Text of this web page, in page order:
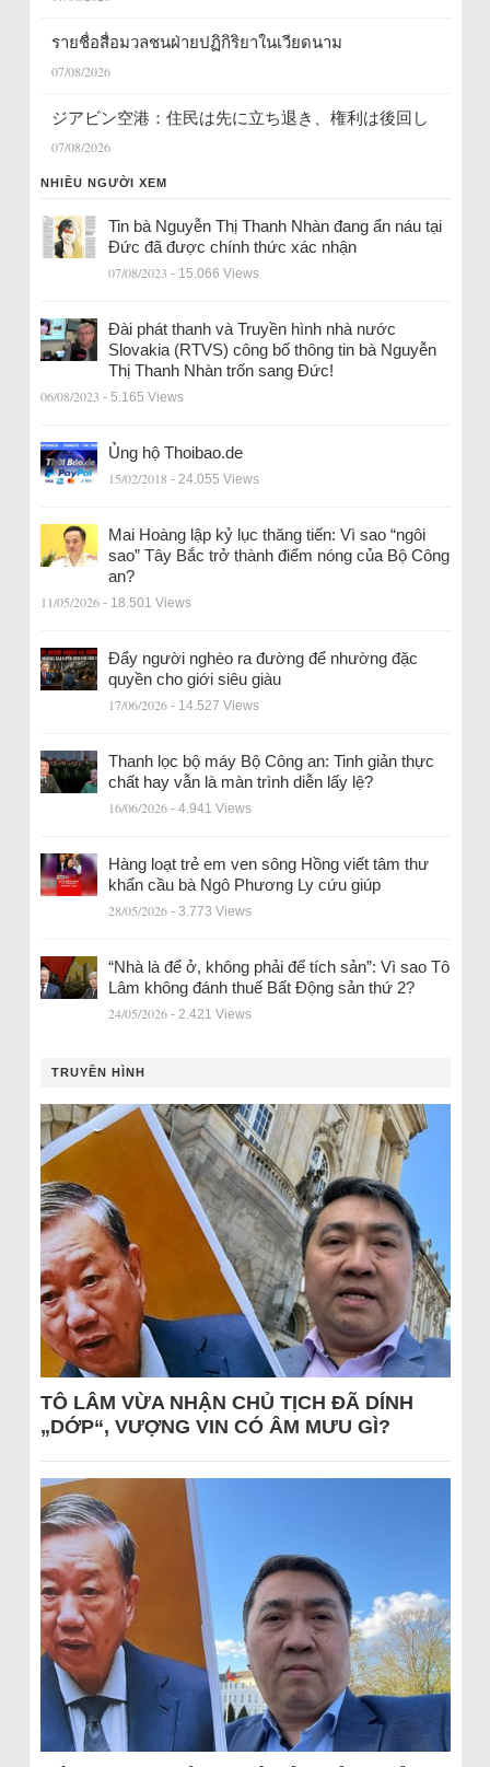
รายชื่อสื่อมวลชนฝ่ายปฏิกิริยาในเวียดนาม
07/08/2026
ジアビン空港：住民は先に立ち退き、権利は後回し
07/08/2026
NHIỀU NGƯỜI XEM
Tin bà Nguyễn Thị Thanh Nhàn đang ẩn náu tại
Đức đã được chính thức xác nhận
07/08/2023 - 15.066 Views
Đài phát thanh và Truyền hình nhà nước
Slovakia (RTVS) công bố thông tin bà Nguyễn
Thị Thanh Nhàn trốn sang Đức!
06/08/2023 - 5.165 Views
Ủng hộ Thoibao.de
15/02/2018 - 24.055 Views
Mai Hoàng lập kỷ lục thăng tiến: Vì sao “ngôi
sao” Tây Bắc trở thành điểm nóng của Bộ Công
an?
11/05/2026 - 18.501 Views
Đẩy người nghèo ra đường để nhường đặc
quyền cho giới siêu giàu
17/06/2026 - 14.527 Views
Thanh lọc bộ máy Bộ Công an: Tinh giản thực
chất hay vẫn là màn trình diễn lấy lệ?
16/06/2026 - 4.941 Views
Hàng loạt trẻ em ven sông Hồng viết tâm thư
khẩn cầu bà Ngô Phương Ly cứu giúp
28/05/2026 - 3.773 Views
“Nhà là để ở, không phải để tích sản”: Vì sao Tô
Lâm không đánh thuế Bất Động sản thứ 2?
24/05/2026 - 2.421 Views
TRUYỀN HÌNH
TÔ LÂM VỪA NHẬN CHỦ TỊCH ĐÃ DÍNH
„DỚP“, VƯỢNG VIN CÓ ÂM MƯU GÌ?